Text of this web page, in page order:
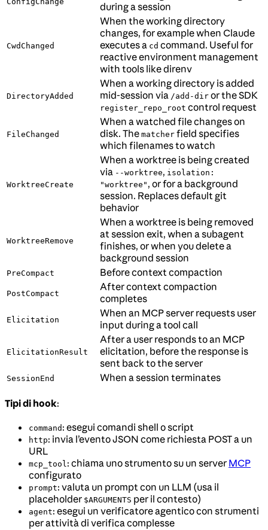
during a session
CwdChanged
When the working directory
changes, for example when Claude
executes a cd command. Useful for
reactive environment management
with tools like direnv
DirectoryAdded
When a working directory is added
mid-session via /add-dir or the SDK
register_repo_root control request
FileChanged
When a watched file changes on
disk. The matcher field specifies
which filenames to watch
WorktreeCreate
When a worktree is being created
via --worktree, isolation:
"worktree" , or for a background
session. Replaces default git
behavior
WorktreeRemove
When a worktree is being removed
at session exit, when a subagent
finishes, or when you delete a
background session
PreCompact Before context compaction
PostCompact
After context compaction
completes
Elicitation
When an MCP server requests user
input during a tool call
ElicitationResult
After a user responds to an MCP
elicitation, before the response is
sent back to the server
SessionEnd When a session terminates
Tipi di hook:
command : esegui comandi shell o script
http: invia l’evento JSON come richiesta POST a un
URL
mcp_tool: chiama uno strumento su un server MCP
configurato
prompt: valuta un prompt con un LLM (usa il
placeholder $ARGUMENTS per il contesto)
agent: esegui un verificatore agentico con strumenti
per attività di verifica complesse